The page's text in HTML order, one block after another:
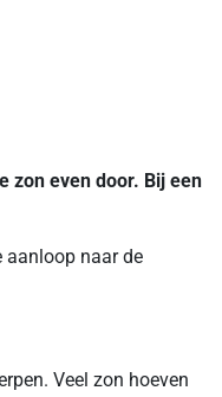
zon even door. Bij een
aanloop naar de
Veel zon hoeven